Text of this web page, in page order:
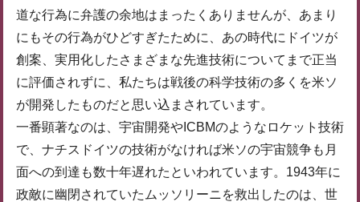
道な行為に弁護の余地はまったくありませんが、あまり
にもその行為がひどすぎたために、あの時代にドイツが
創案、実用化したさまざまな先進技術についてまで正当
に評価されずに、私たちは戦後の科学技術の多くを米ソ
が開発したものだと思い込まされています。
一番顕著なのは、宇宙開発やICBMのようなロケット技術
で、ナチスドイツの技術がなければ米ソの宇宙競争も月
面への到達も数十年遅れたといわれています。1943年に
政敵に幽閉されていたムッソリーニを救出したのは、世